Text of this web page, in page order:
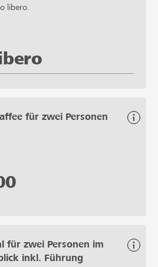
libero.
für zwei Personen
für zwei Personen im
inkl. Führung